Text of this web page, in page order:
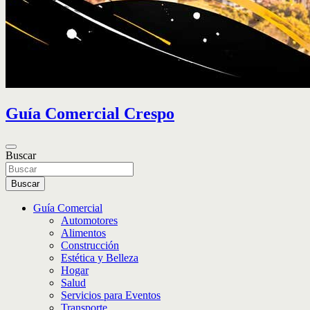
Guía Comercial Crespo
Buscar
Buscar
Guía Comercial
Automotores
Alimentos
Construcción
Estética y Belleza
Hogar
Salud
Servicios para Eventos
Transporte